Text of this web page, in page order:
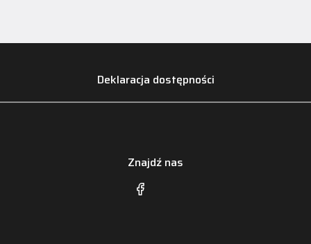
Deklaracja dostępności
Znajdź nas